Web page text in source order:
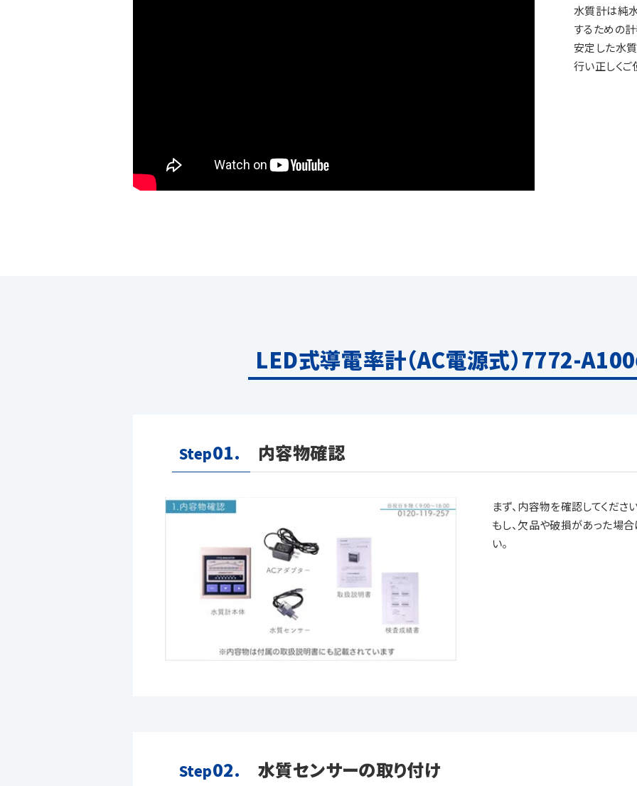
水質計は純
するための計
安定した水
行い正しくご
LED式導電率計（AC電源式）7772-
Step01. 内容物確認
まず、内容物を確認してくださ
もし、欠品や破損があった場
い。
Step02. 水質センサーの取り付け